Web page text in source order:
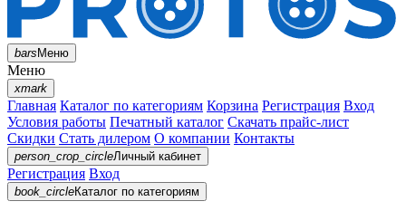
barsМеню
Меню
xmark
Главная Каталог по категориям Корзина Регистрация Вход
Условия работы Печатный каталог Скачать прайс-лист
Скидки Стать дилером О компании Контакты
person_crop_circleЛичный кабинет
Регистрация Вход
book_circleКаталог по категориям